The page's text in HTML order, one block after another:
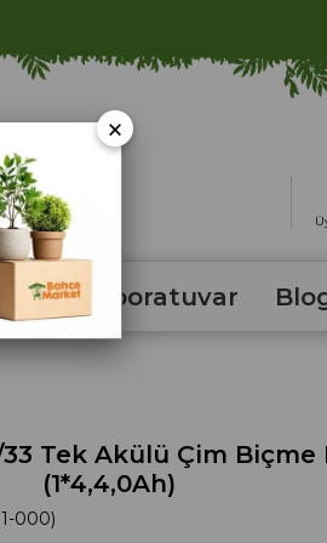
Laboratuvar
33 Tek Akülü Çim Biçme
(1*4,4,0Ah)
000)
×